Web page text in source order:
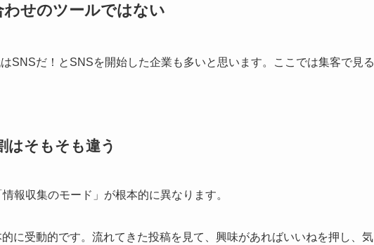
せのツールではない
SNSだ！とSNSを開始した企業も多いと思います。ここでは集客で見る
はそもそも違う
報収集のモード」が根本的に異なります。
に受動的です。流れてきた投稿を見て、興味があればいいねを押し、気